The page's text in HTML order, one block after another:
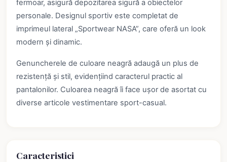
fermoar, asigură depozitarea sigură a obiectelor
personale. Designul sportiv este completat de
imprimeul lateral „Sportwear NASA”, care oferă un look
modern și dinamic.
Genuncherele de culoare neagră adaugă un plus de
rezistență și stil, evidențiind caracterul practic al
pantalonilor. Culoarea neagră îi face ușor de asortat cu
diverse articole vestimentare sport-casual.
Caracteristici